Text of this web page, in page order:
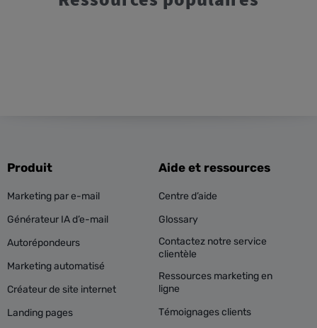
Produit
Marketing par e-mail
Générateur IA d’e-mail
Autorépondeurs
Marketing automatisé
Créateur de site internet
Landing pages
Aide et ressources
Centre d’aide
Glossary
Contactez notre service
clientèle
Ressources marketing en
ligne
Témoignages clients